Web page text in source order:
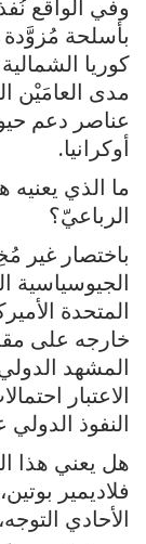
وفي الواقع
بأسلحة
كوريا
مدى العامَيْن
عناصر دعم
أوكرانيا.
ما الذي
الرباعيّ؟
باختصار غير
الجيوسياسية
المتحدة
خارجه على
المشهد
الاعتبار
النفوذ
هل يعني هذا
فلاديمير
الأحادي